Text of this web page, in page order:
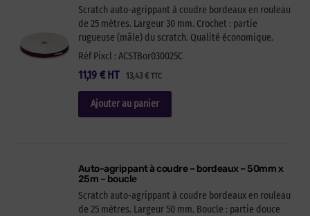
Scratch auto-agrippant à coudre bordeaux en rouleau
de 25 mètres. Largeur 30 mm. Crochet : partie
rugueuse (mâle) du scratch. Qualité économique.
Réf Pixcl : ACSTBor030025C
11,19 € 13,43 €TTC
HT
Ajouter au panier
Auto-agrippant à coudre – bordeaux – 50mm x
25m – boucle
Scratch auto-agrippant à coudre bordeaux en rouleau
de 25 mètres. Largeur 50 mm. Boucle : partie douce